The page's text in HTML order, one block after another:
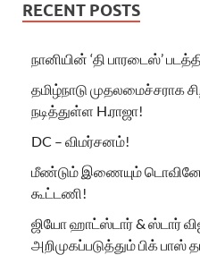
RECENT POSTS
நானியின் ‘தி பாரடைஸ்’
தமிழ்நாடு முதலமைச்சராக
நடித்துள்ள H.ராஜா!
DC – விமர்சனம்!
மீண்டும் இணையும்
கூட்டணி!
ஜியோ ஹாட்ஸ்டார் & ஸ்டார்
அறிமுகப்படுத்தும் பிக் பாஸ்